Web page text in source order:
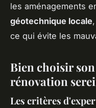
les aménagements
géotechnique locale
ce qui évite les
Bien choisir
rénovation
Les critères